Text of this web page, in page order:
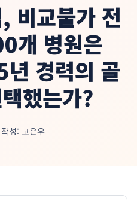
비교불가 전
개 병원은
경력의 골
했는가?
작성: 고은우